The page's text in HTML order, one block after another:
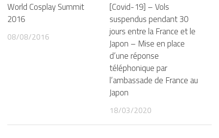
World Cosplay Summit
2016
08/08/2016
[Covid-19] – Vols
suspendus pendant 30
jours entre la France et le
Japon – Mise en place
d’une réponse
téléphonique par
l’ambassade de France au
Japon
18/03/2020